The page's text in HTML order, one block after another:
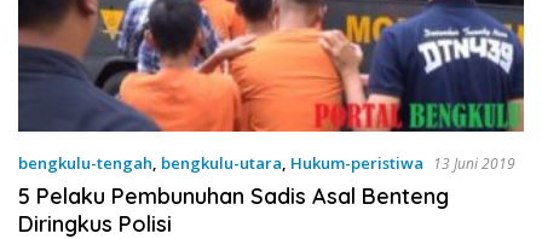
bengkulu-tengah, bengkulu-utara, Hukum-peristiwa 13 Juni 2019
5 Pelaku Pembunuhan Sadis Asal Benteng
Diringkus Polisi